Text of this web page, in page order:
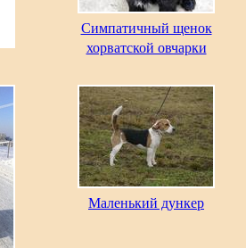
Симпатичный щенок
хорватской овчарки
Маленький дункер